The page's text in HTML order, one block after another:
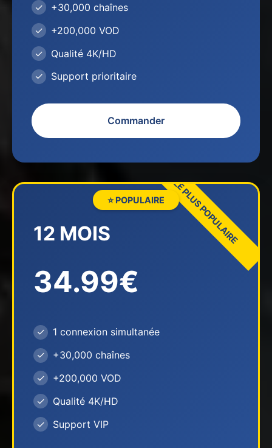
+30,000 chaînes
+200,000 VOD
Qualité 4K/HD
Support prioritaire
Commander
⭐ POPULAIRE
12 MOIS
34.99€
1 connexion simultanée
+30,000 chaînes
+200,000 VOD
Qualité 4K/HD
Support VIP